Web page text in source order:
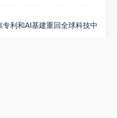
利和AI基建重回全球科技中